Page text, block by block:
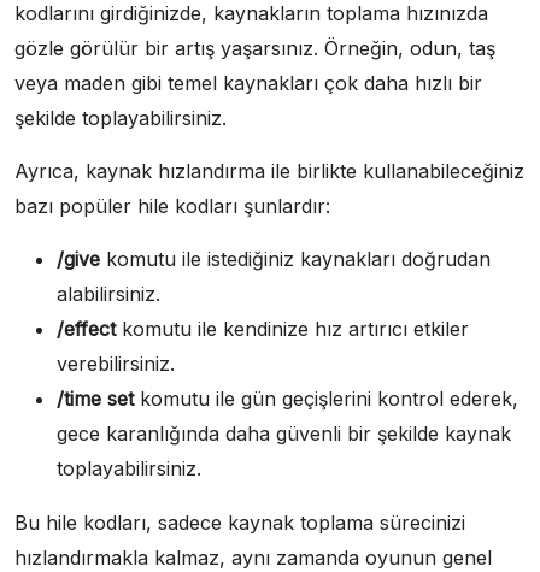
kodlarını girdiğinizde, kaynakların toplama hızınızda
gözle görülür bir artış yaşarsınız. Örneğin, odun, taş
veya maden gibi temel kaynakları çok daha hızlı bir
şekilde toplayabilirsiniz.
Ayrıca, kaynak hızlandırma ile birlikte kullanabileceğiniz
bazı popüler hile kodları şunlardır:
/give komutu ile istediğiniz kaynakları doğrudan
alabilirsiniz.
/effectkomutu ile kendinize hız artırıcı etkiler
verebilirsiniz.
/time setkomutu ile gün geçişlerini kontrol ederek,
gece karanlığında daha güvenli bir şekilde kaynak
toplayabilirsiniz.
Bu hile kodları, sadece kaynak toplama sürecinizi
hızlandırmakla kalmaz, aynı zamanda oyunun genel